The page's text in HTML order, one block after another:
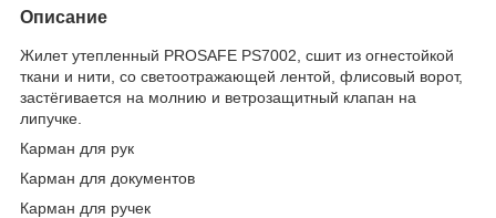
Описание
Жилет утепленный PROSAFE PS7002, сшит из огнестойкой
ткани и нити, со светоотражающей лентой, флисовый ворот,
застёгивается на молнию и ветрозащитный клапан на
липучке.
Карман для рук
Карман для документов
Карман для ручек